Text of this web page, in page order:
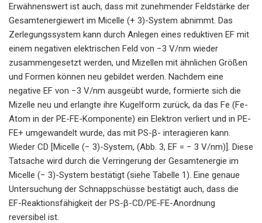
Erwähnenswert ist auch, dass mit zunehmender Feldstärke der
Gesamtenergiewert im Micelle (+ 3)-System abnimmt. Das
Zerlegungssystem kann durch Anlegen eines reduktiven EF mit
einem negativen elektrischen Feld von −3 V/nm wieder
zusammengesetzt werden, und Mizellen mit ähnlichen Größen
und Formen können neu gebildet werden. Nachdem eine
negative EF von −3 V/nm ausgeübt wurde, formierte sich die
Mizelle neu und erlangte ihre Kugelform zurück, da das Fe (Fe-
Atom in der PE-FE-Komponente) ein Elektron verliert und in PE-
FE+ umgewandelt wurde, das mit PS-β- interagieren kann.
Wieder CD [Micelle (− 3)-System, (Abb. 3, EF = − 3 V/nm)]. Diese
Tatsache wird durch die Verringerung der Gesamtenergie im
Micelle (− 3)-System bestätigt (siehe Tabelle 1). Eine genaue
Untersuchung der Schnappschüsse bestätigt auch, dass die
EF-Reaktionsfähigkeit der PS-β-CD/PE-FE-Anordnung
reversibel ist.